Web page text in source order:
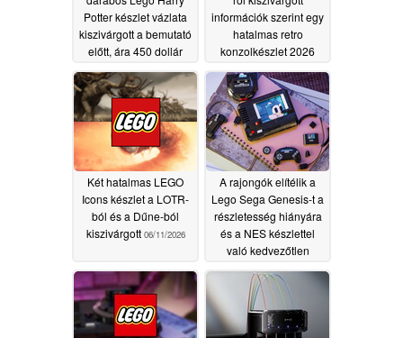
Potter készlet vázlata
kiszivárgott a bemutató
előtt, ára 450 dollár
07/30/2026
információk szerint egy
hatalmas retro
konzolkészlet 2026
meg 06/22/2026
Két hatalmas LEGO
Icons készlet a LOTR-
ból és a Dűne-ból
kiszivárgott 06/11/2026
A rajongók elítélik a
Lego Sega Genesis-t a
részletesség hiányára
és a NES készlettel
való kedvezőtlen
hivatkozva05/05/2026